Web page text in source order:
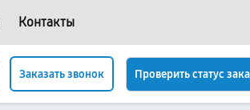
Контакты
Заказать звонок Проверить статус